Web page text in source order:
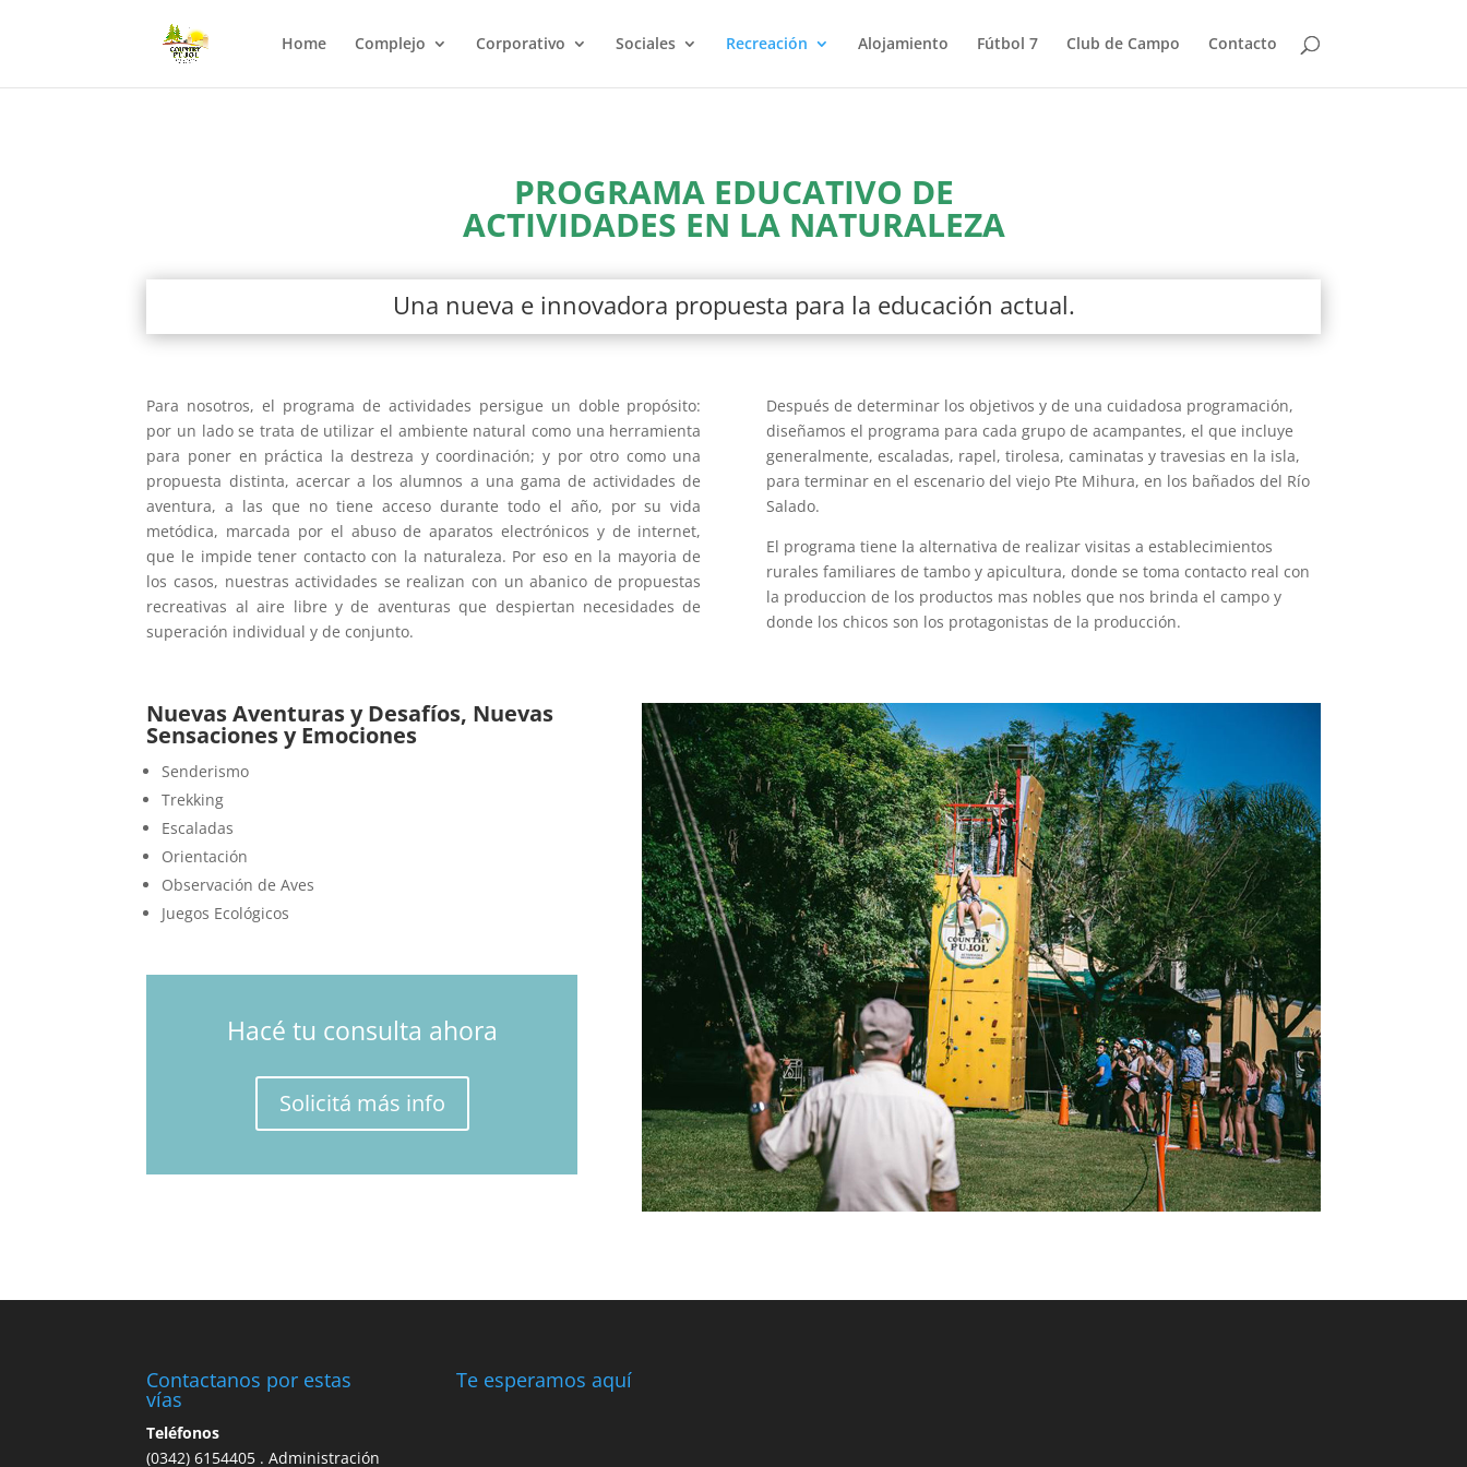
Home Complejo Corporativo Sociales Recreación Alojamiento Fútbol 7 Club de Campo Contacto
PROGRAMA EDUCATIVO DE
ACTIVIDADES EN LA NATURALEZA
Una nueva e innovadora propuesta para la educación actual.
Para nosotros, el programa de actividades persigue un doble propósito:
por un lado se trata de utilizar el ambiente natural como una herramienta
para poner en práctica la destreza y coordinación; y por otro como una
propuesta distinta, acercar a los alumnos a una gama de actividades de
aventura, a las que no tiene acceso durante todo el año, por su vida
metódica, marcada por el abuso de aparatos electrónicos y de internet,
que le impide tener contacto con la naturaleza. Por eso en la mayoria de
los casos, nuestras actividades se realizan con un abanico de propuestas
recreativas al aire libre y de aventuras que despiertan necesidades de
superación individual y de conjunto.
Después de determinar los objetivos y de una cuidadosa programación,
diseñamos el programa para cada grupo de acampantes, el que incluye
generalmente, escaladas, rapel, tirolesa, caminatas y travesias en la isla,
para terminar en el escenario del viejo Pte Mihura, en los bañados del Río
Salado.
El programa tiene la alternativa de realizar visitas a establecimientos
rurales familiares de tambo y apicultura, donde se toma contacto real con
la produccion de los productos mas nobles que nos brinda el campo y
donde los chicos son los protagonistas de la producción.
Nuevas Aventuras y Desafíos, Nuevas
Sensaciones y Emociones
Senderismo
Trekking
Escaladas
Orientación
Observación de Aves
Juegos Ecológicos
Hacé tu consulta ahora
Solicitá más info
Contactanos por estas
vías
Teléfonos
(0342) 6154405 . Administración
Te esperamos aquí